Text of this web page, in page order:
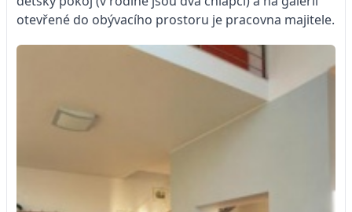
otevřené do obývacího prostoru je pracovna majitele.